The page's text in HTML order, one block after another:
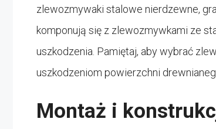
zlewozmywaki stalowe nierdzewne,
komponują się z zlewozmywkami ze
uszkodzenia. Pamiętaj, aby wybrać
uszkodzeniom powierzchni
Montaż i